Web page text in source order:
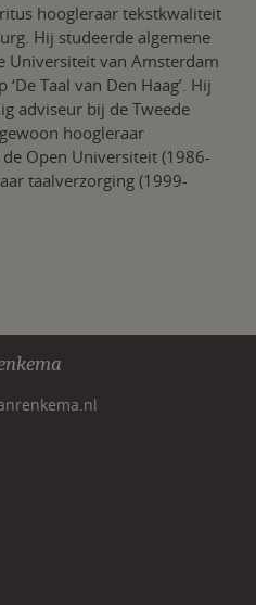
hoogleraar tekstkwaliteit
Hij studeerde algemene
Universiteit van Amsterdam
Taal van Den Haag’. Hij
adviseur bij de Tweede
hoogleraar
Open Universiteit (1986-
taalverzorging (1999-